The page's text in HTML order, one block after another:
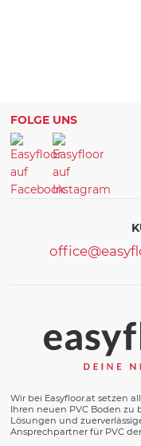
FOLGE UNS
Wir bei Easyfloor.at setzen
Ihren neuen PVC Boden zu
Lösungen und
Ansprechpartner für PVC